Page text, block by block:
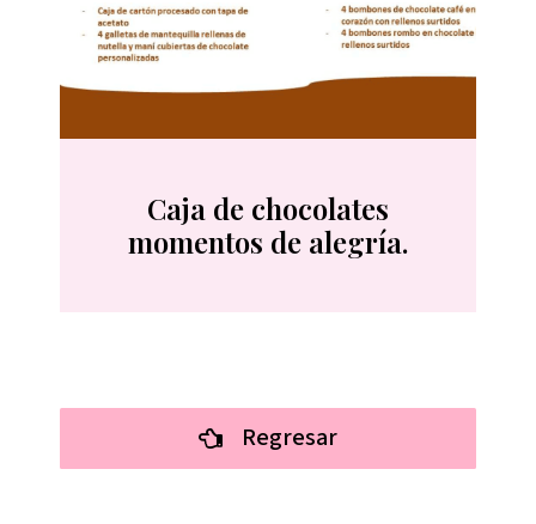
Caja de chocolates
momentos de alegría.
Regresar